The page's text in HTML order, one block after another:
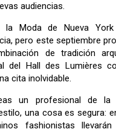
audiencias.
la Moda de Nueva
pero este septiembre
de tradición
del Hall des Lumières
cita inolvidable.
un profesional de
una cosa es segura:
fashionistas